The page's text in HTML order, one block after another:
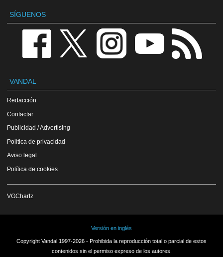
SÍGUENOS
VANDAL
Redacción
Contactar
Publicidad / Advertising
Política de privacidad
Aviso legal
Política de cookies
VGChartz
Versión en inglés
Copyright Vandal 1997-2026 - Prohibida la reproducción total o parcial de estos
contenidos sin el permiso expreso de los autores.